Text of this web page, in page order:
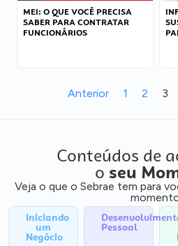
MEI: O QUE VOCÊ PRECISA
SABER PARA CONTRATAR
FUNCIONÁRIOS
Anterior 1 2 3
Conteúdos de
o seu
Veja o que o Sebrae tem para
Iniciando
um
Negócio
Pessoal